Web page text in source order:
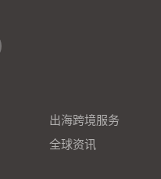
出海跨境服务
全球资讯